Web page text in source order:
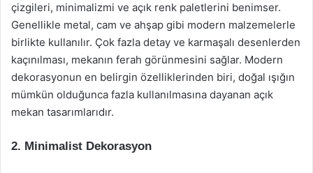
çizgileri, minimalizmi ve açık renk paletlerini benimser.
Genellikle metal, cam ve ahşap gibi modern malzemelerle
birlikte kullanılır. Çok fazla detay ve karmaşalı desenlerden
kaçınılması, mekanın ferah görünmesini sağlar. Modern
dekorasyonun en belirgin özelliklerinden biri, doğal ışığın
mümkün olduğunca fazla kullanılmasına dayanan açık
mekan tasarımlarıdır.
2. Minimalist Dekorasyon